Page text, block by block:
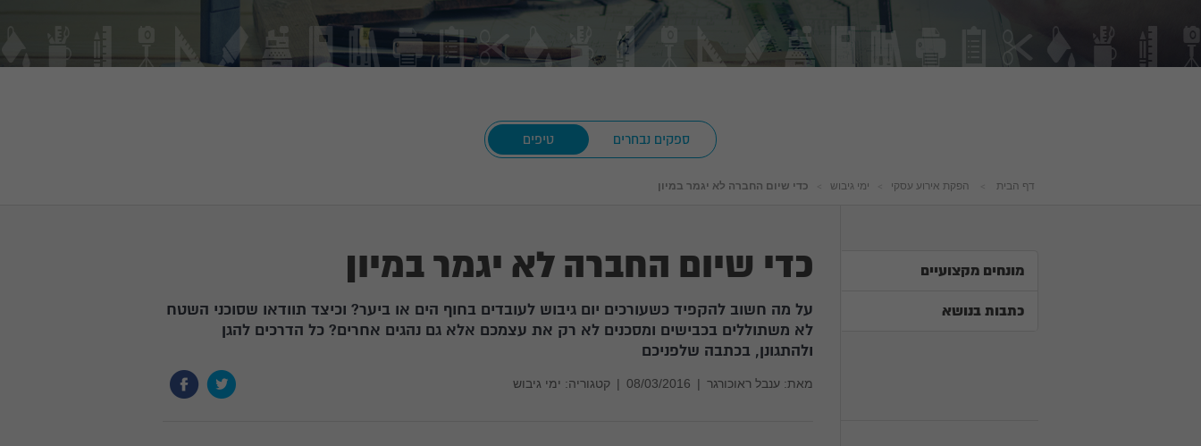
ספקים נבחרים טיפים
דף הבית הפקת אירוע עסקי ימי גיבוש כדי שיום החברה לא יגמר במיון
מונחים מקצועיים
כתבות בנושא
כדי שיום החברה לא יגמר במיון
על מה חשוב להקפיד כשעורכים יום גיבוש לעובדים בחוף הים או ביער? וכיצד תוודאו שסוכני השטח
לא משתוללים בכבישים ומסכנים לא רק את עצמכם אלא גם נהגים אחרים? כל הדרכים להגן
ולהתגונן, בכתבה שלפניכם
מאת: ענבל ראוכורגר |
08/03/2016
| קטגוריה: ימי גיבוש